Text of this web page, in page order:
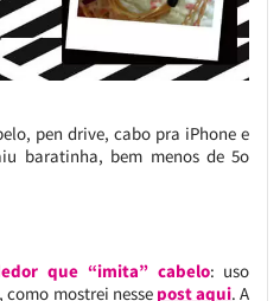
pen drive, cabo pra iPhone e
baratinha, bem menos de 5o
que “imita” cabelo: uso
mostrei nesse post aqui. A